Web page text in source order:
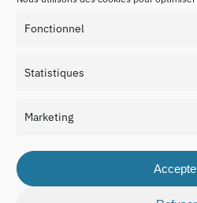
Fonctionnel
Statistiques
Marketing
Mentions légales
Contact
© 2026 Rapport national sur